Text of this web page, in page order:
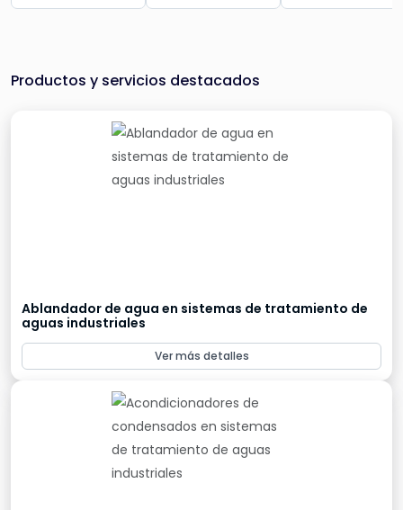
Productos y servicios destacados
Ablandador de agua en sistemas de tratamiento de
aguas industriales
Ver más detalles